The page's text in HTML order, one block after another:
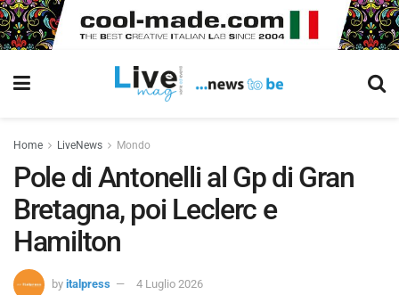
Home LiveNews Mondo
Pole di Antonelli al Gp di Gran
Bretagna, poi Leclerc e
Hamilton
by italpress 4 Luglio 2026